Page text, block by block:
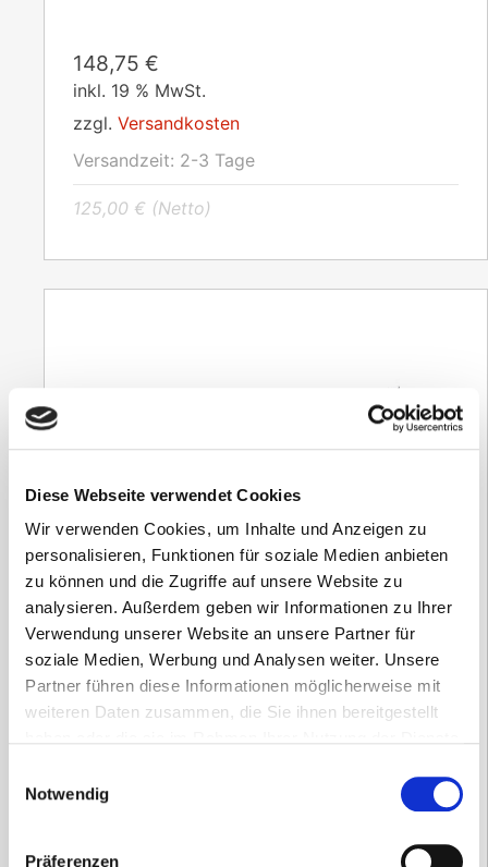
Diese Webseite verwendet Cookies
Wir verwenden Cookies, um Inhalte und Anzeigen zu
personalisieren, Funktionen für soziale Medien anbieten
zu können und die Zugriffe auf unsere Website zu
analysieren. Außerdem geben wir Informationen zu Ihrer
Verwendung unserer Website an unsere Partner für
soziale Medien, Werbung und Analysen weiter. Unsere
Partner führen diese Informationen möglicherweise mit
weiteren Daten zusammen, die Sie ihnen bereitgestellt
Notwendig
Präferenzen
148,75 €
inkl. 19 % MwSt.
zzgl. Versandkosten
Versandzeit: 2-3 Tage
125,00 € (Netto)
EKG-Patientenkabel zu Lifeline
PRO/ECG
zzgl.